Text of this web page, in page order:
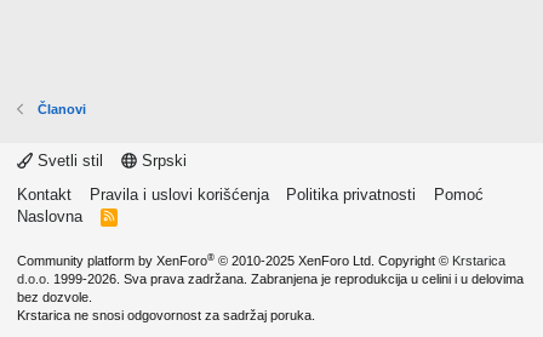
Članovi
Svetli stil
Srpski
Kontakt
Pravila i uslovi korišćenja Politika privatnosti
Pomoć
Naslovna
R
Community platform by XenForo® © 2010-2025 XenForo Ltd. Copyright © Krstarica
d.o.o. 1999-2026. Sva prava zadržana. Zabranjena je reprodukcija u celini i u delovima
bez dozvole.
Krstarica ne snosi odgovornost za sadržaj poruka.